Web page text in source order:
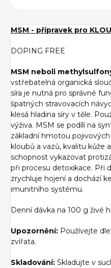
MSM - přípravek pro K
DOPING FREE
MSM neboli
vstřebatelná organická
síra je nutná pro správné
špatných stravovacích
klesá hladina síry v těle.
výživa. MSM se podílí na
základní hmotou
kloubů a vazů, kvalitu kůže
schopnost vykazovat
při procesu detoxikace. Při
zrychluje hojení a dochází
imunitního systému.
Denní dávka na 100 g živé
Upozornění: Používejte
zvířata.
Skladování: Skladujte v